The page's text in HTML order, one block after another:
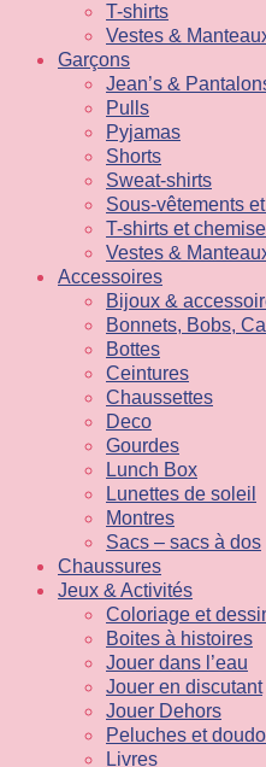
T-shirts
Vestes &
Garçons
Jean’s &
Pulls
Pyjamas
Shorts
Sweat-shirts
Sous-vêtements
T-shirts et
Vestes &
Accessoires
Bijoux &
Bonnets, Bobs,
Bottes
Ceintures
Chaussettes
Deco
Gourdes
Lunch Box
Lunettes de soleil
Montres
Sacs – sacs à dos
Chaussures
Jeux & Activités
Coloriage et
Boites à histoires
Jouer dans l’eau
Jouer en discutant
Jouer Dehors
Peluches et
Livres